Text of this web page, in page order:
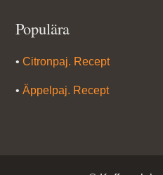
Populära
•Citronpaj. Recept
•Äppelpaj. Recept